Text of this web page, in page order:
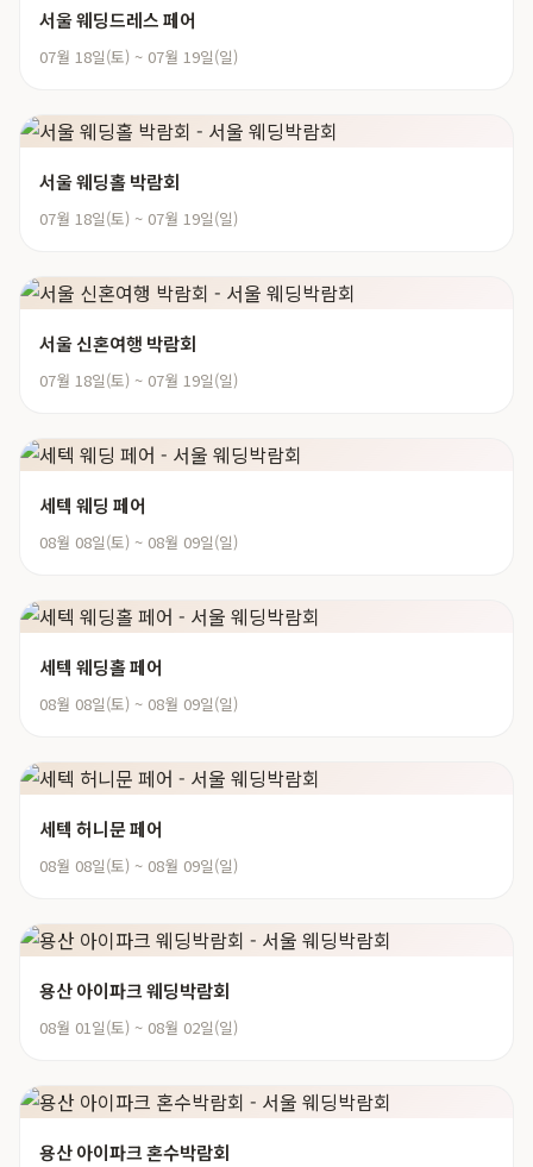
서울 웨딩드레스 페어
07월 18일(토) ~ 07월 19일(일)
서울 웨딩홀 박람회
07월 18일(토) ~ 07월 19일(일)
서울 신혼여행 박람회
07월 18일(토) ~ 07월 19일(일)
세텍 웨딩 페어
08월 08일(토) ~ 08월 09일(일)
세텍 웨딩홀 페어
08월 08일(토) ~ 08월 09일(일)
세텍 허니문 페어
08월 08일(토) ~ 08월 09일(일)
용산 아이파크 웨딩박람회
08월 01일(토) ~ 08월 02일(일)
용산 아이파크 혼수박람회